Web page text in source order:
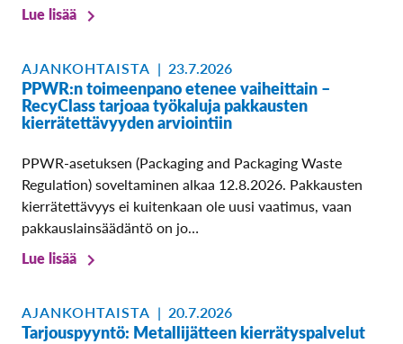
Lue lisää
AJANKOHTAISTA | 23.7.2026
PPWR:n toimeenpano etenee vaiheittain –
RecyClass tarjoaa työkaluja pakkausten
kierrätettävyyden arviointiin
PPWR-asetuksen (Packaging and Packaging Waste
Regulation) soveltaminen alkaa 12.8.2026. Pakkausten
kierrätettävyys ei kuitenkaan ole uusi vaatimus, vaan
pakkauslainsäädäntö on jo…
Lue lisää
AJANKOHTAISTA | 20.7.2026
Tarjouspyyntö: Metallijätteen kierrätyspalvelut